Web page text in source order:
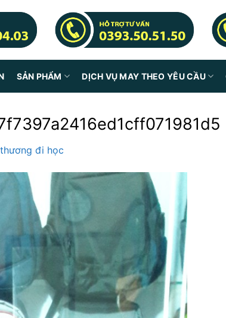
SẢN PHẨM DỊCH VỤ MAY THEO YÊU CẦU
đi học